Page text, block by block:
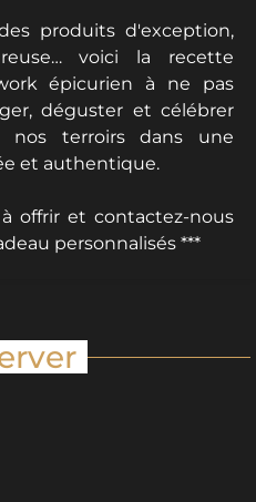
produits d'exception,
voici la recette
épicurien à ne pas
déguster et célébrer
nos terroirs dans une
et authentique.
offrir et contactez-nous
personnalisés ***